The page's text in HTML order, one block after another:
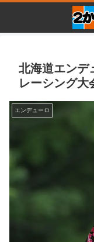
北海道エンデ
レーシング大
エンデューロ